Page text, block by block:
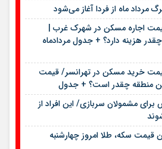
مرداد ماه از فردا آغاز می‌شود
اجاره مسکن در شهرک غرب |
هزینه دارد؟ + جدول مردادماه
خرید مسکن در تهرانسر/ قیمت
منطقه چقدر است؟ + جدول
مشمولان سربازی/ این افراد از
قیمت سکه، طلا امروز چهارشنبه